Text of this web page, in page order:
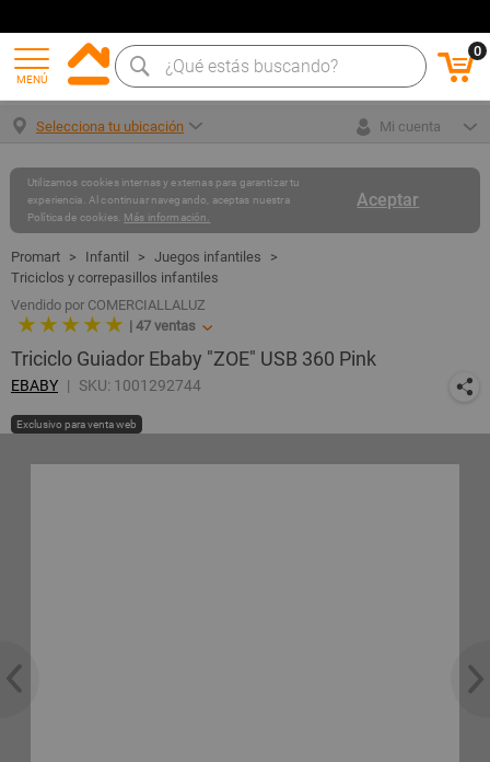
MENÚ
0
Selecciona tu ubicación Mi cuenta
Aceptar
Utilizamos cookies internas y externas para garantizar tu
experiencia. Al continuar navegando, aceptas nuestra
Política de cookies. Más información.
Infantil
Juegos infantiles
Triciclos y correpasillos infantiles
Vendido por COMERCIALLALUZ
★ ★ ★ ★ ★ | 47 ventas
Triciclo Guiador Ebaby "ZOE" USB 360 Pink
EBABY SKU: 1001292744
Exclusivo para venta web